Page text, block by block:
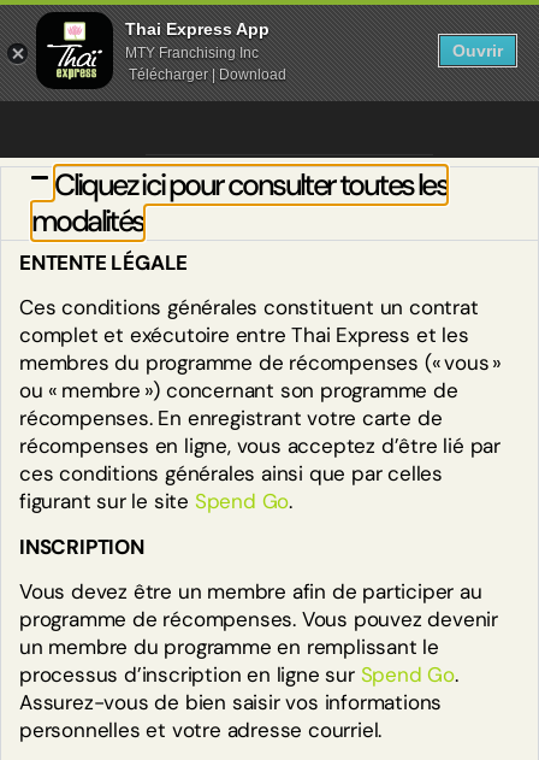
Adhérez au programme de
récompenses thaï express dès
aujourd’hui pour accumuler des points,
Thai Express App
MTY Franchising Inc
Télécharger | Download
Ouvrir
MODALITÉS
Cliquez ici pour consulter toutes les
modalités
ENTENTE LÉGALE
Ces conditions générales constituent un contrat
complet et exécutoire entre Thai Express et les
membres du programme de récompenses (« vous »
ou « membre ») concernant son programme de
récompenses. En enregistrant votre carte de
récompenses en ligne, vous acceptez d’être lié par
ces conditions générales ainsi que par celles
figurant sur le site Spend Go.
INSCRIPTION
Vous devez être un membre afin de participer au
programme de récompenses. Vous pouvez devenir
un membre du programme en remplissant le
processus d’inscription en ligne sur Spend Go.
Assurez-vous de bien saisir vos informations
personnelles et votre adresse courriel.